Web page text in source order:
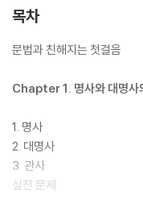
목차
문법과 친해지는 첫걸음
Chapter 1. 명사와 대명사
1. 명사
2. 대명사
3. 관사
실전 문제